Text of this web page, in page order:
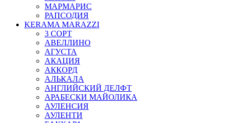
МАРМАРИС
РАПСОДИЯ
KERAMA MARAZZI
3 СОРТ
АВЕЛЛИНО
АГУСТА
АКАЦИЯ
АККОРД
АЛЬКАЛА
АНГЛИЙСКИЙ ДЕЛФТ
АРАБЕСКИ МАЙОЛИКА
АУЛЕНСИЯ
АУЛЕНТИ